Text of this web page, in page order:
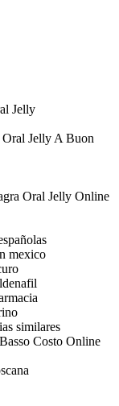
Jelly
Jelly A Buon
Oral Jelly Online
mexico
similares
Costo Online